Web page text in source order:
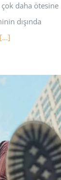
daha ötesine
dışında
[...]